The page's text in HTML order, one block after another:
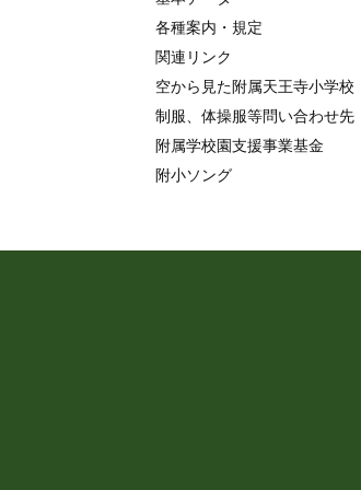
各種案内・規定
関連リンク
空から見た附属天王寺小学校
制服、体操服等問い合わせ先
附属学校園支援事業基金
附小ソング